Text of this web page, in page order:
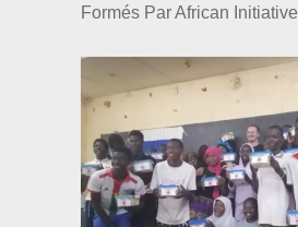
Formés Par African Initiative